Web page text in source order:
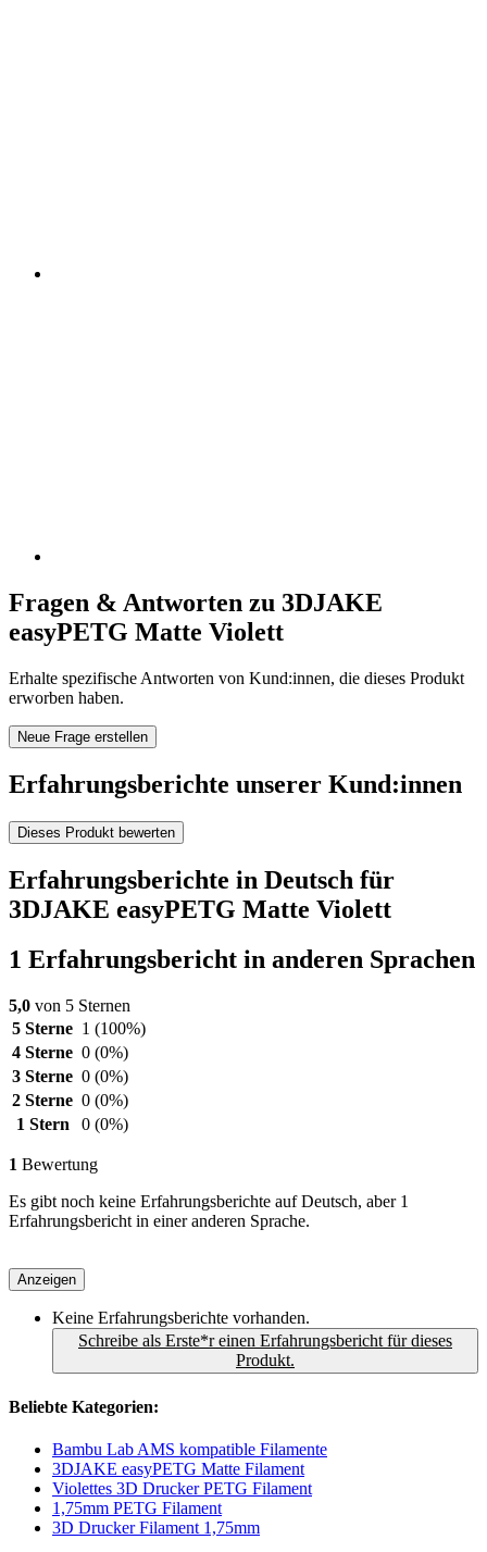
Fragen & Antworten zu 3DJAKE
easyPETG Matte Violett
Erhalte spezifische Antworten von Kund:innen, die dieses Produkt
erworben haben.
Neue Frage erstellen
Erfahrungsberichte unserer Kund:innen
Dieses Produkt bewerten
Erfahrungsberichte in Deutsch für
3DJAKE easyPETG Matte Violett
1 Erfahrungsbericht in anderen Sprachen
5,0 von 5 Sternen
5 Sterne 1 (100%)
4 Sterne 0 (0%)
3 Sterne 0 (0%)
2 Sterne 0 (0%)
1 Stern
0 (0%)
1 Bewertung
Es gibt noch keine Erfahrungsberichte auf Deutsch, aber 1
Erfahrungsbericht in einer anderen Sprache.
Anzeigen
Keine Erfahrungsberichte vorhanden.
Schreibe als Erste*r einen Erfahrungsbericht für dieses
Produkt.
Beliebte Kategorien:
Bambu Lab AMS kompatible Filamente
3DJAKE easyPETG Matte Filament
Violettes 3D Drucker PETG Filament
1,75mm PETG Filament
3D Drucker Filament 1,75mm